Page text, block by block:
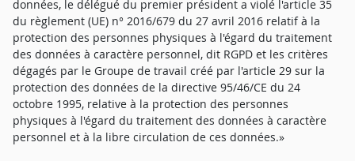
données, le délégué du premier président a violé l'article 35
du règlement (UE) n° 2016/679 du 27 avril 2016 relatif à la
protection des personnes physiques à l'égard du traitement
des données à caractère personnel, dit RGPD et les critères
dégagés par le Groupe de travail créé par l'article 29 sur la
protection des données de la directive 95/46/CE du 24
octobre 1995, relative à la protection des personnes
physiques à l'égard du traitement des données à caractère
personnel et à la libre circulation de ces données.»